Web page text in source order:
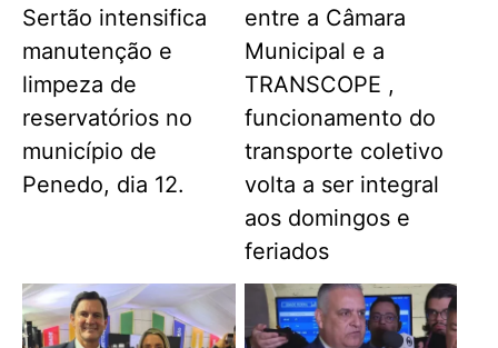
Sertão intensifica
manutenção e
limpeza de
reservatórios no
município de
Penedo, dia 12.
entre a Câmara
Municipal e a
TRANSCOPE ,
funcionamento do
transporte coletivo
volta a ser integral
aos domingos e
feriados